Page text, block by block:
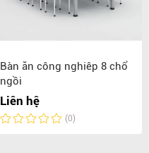
Bàn ăn công nghiêp 8 chổ
ngồi
Liên hệ
(0)